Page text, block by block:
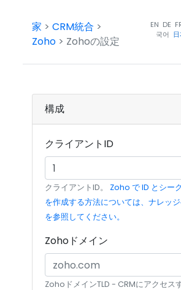
家 >CRM統合 >
Zoho > Zohoの設定
EN DE
국어
構成
クライアントID
クライアントID。 Zoho で ID とシー
を作成する方法については、ナレッ
を参照してください。
Zohoドメイン
ZohoドメインTLD - CRMにアクセス